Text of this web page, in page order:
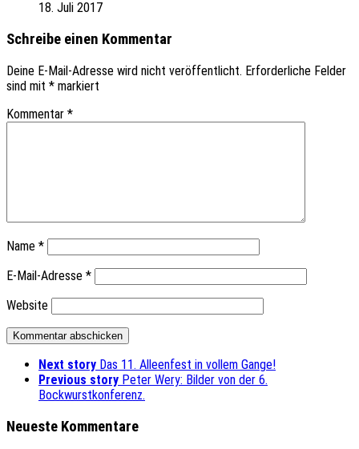
18. Juli 2017
Schreibe einen Kommentar
Deine E-Mail-Adresse wird nicht veröffentlicht. Erforderliche Felder
sind mit * markiert
Kommentar *
Name *
E-Mail-Adresse *
Website
Next story Das 11. Alleenfest in vollem Gange!
Previous story Peter Wery: Bilder von der 6.
Bockwurstkonferenz.
Neueste Kommentare